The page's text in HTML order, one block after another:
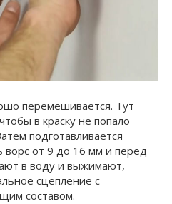
перемешивается. Тут
в краску не попало
подготавливается
от 9 до 16 мм и перед
в воду и выжимают,
сцепление с
составом.